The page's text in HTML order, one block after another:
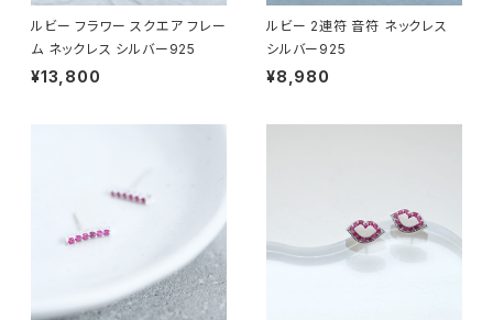
ルビー フラワー スクエア フレー
ム ネックレス シルバー925
¥13,800
ルビー 2連符 音符 ネックレス
シルバー925
¥8,980